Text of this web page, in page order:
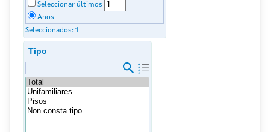
Seleccionar últimos
Anos
Seleccionados: 1
Tipo